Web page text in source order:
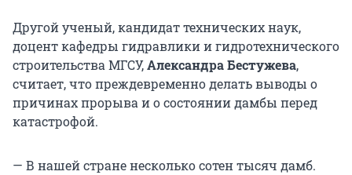
Другой ученый, кандидат технических наук,
доцент кафедры гидравлики и гидротехнического
строительства МГСУ,Александра Бестужева,
считает, что преждевременно делать выводы о
причинах прорыва и о состоянии дамбы перед
катастрофой.
— В нашей стране несколько сотен тысяч дамб.